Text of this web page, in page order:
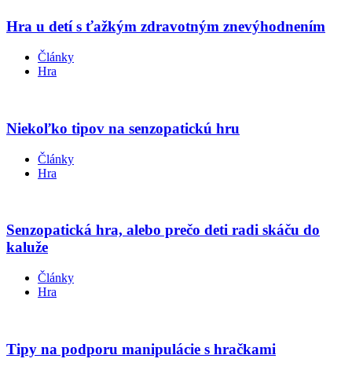
Hra u detí s ťažkým zdravotným znevýhodnením
Články
Hra
Niekoľko tipov na senzopatickú hru
Články
Hra
Senzopatická hra, alebo prečo deti radi skáču do
kaluže
Články
Hra
Tipy na podporu manipulácie s hračkami